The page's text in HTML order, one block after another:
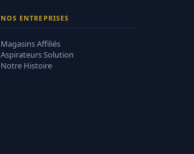
NOS ENTREPRISES
Magasins Affiliés
Aspirateurs Solution
Notre Histoire